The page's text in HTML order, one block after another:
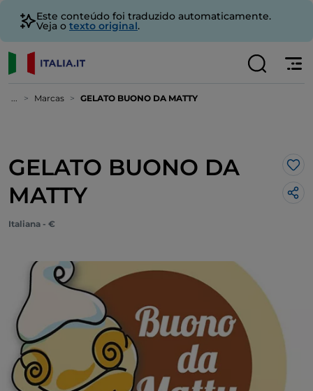
Este conteúdo foi traduzido automaticamente.
Veja o texto original.
... Marcas GELATO BUONO DA MATTY
GELATO BUONO DA
MATTY
Italiana - €